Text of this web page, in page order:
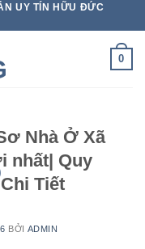
UY TÍN HỮU ĐỨC
0
Nhà Ở Xã
nhất| Quy
Tiết
BỞI ADMIN